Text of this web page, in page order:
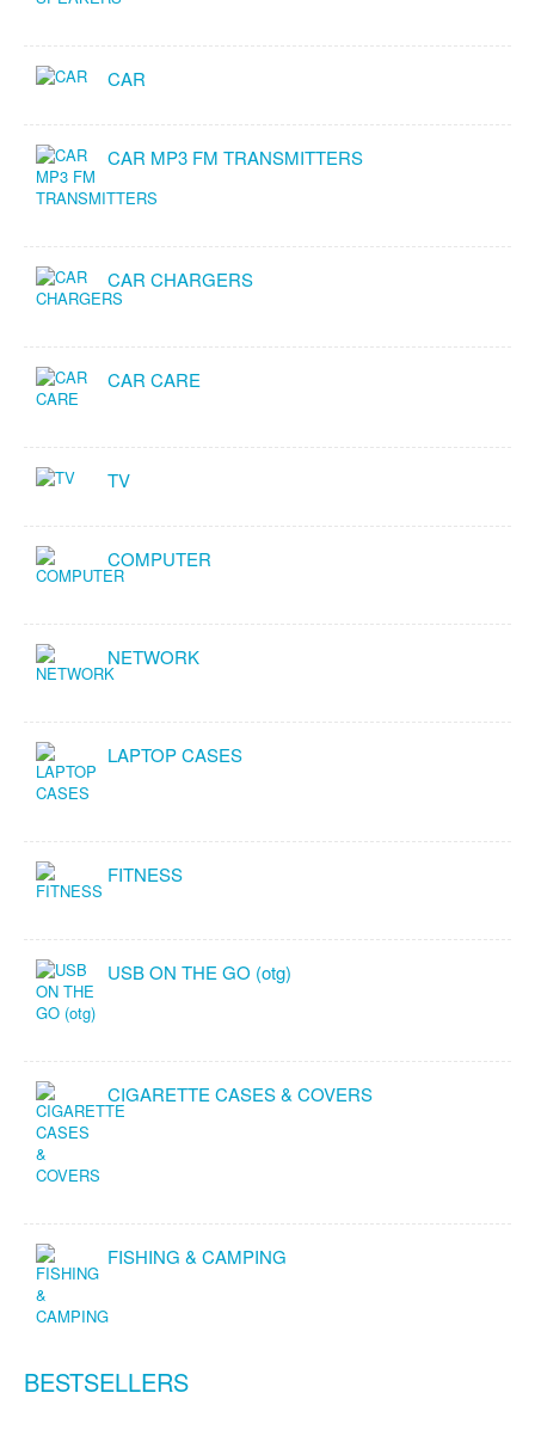
CAR
CAR MP3 FM TRANSMITTERS
CAR CHARGERS
CAR CARE
TV
COMPUTER
NETWORK
LAPTOP CASES
FITNESS
USB ON THE GO (otg)
CIGARETTE CASES & COVERS
FISHING & CAMPING
BESTSELLERS